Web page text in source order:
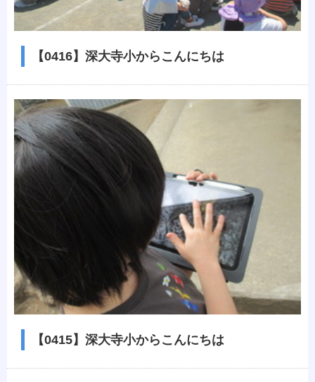
【0416】深大寺小からこんにちは
【0415】深大寺小からこんにちは